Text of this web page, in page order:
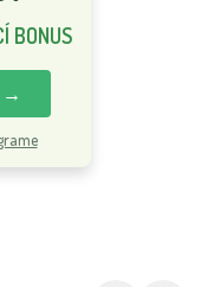
BONUS
→